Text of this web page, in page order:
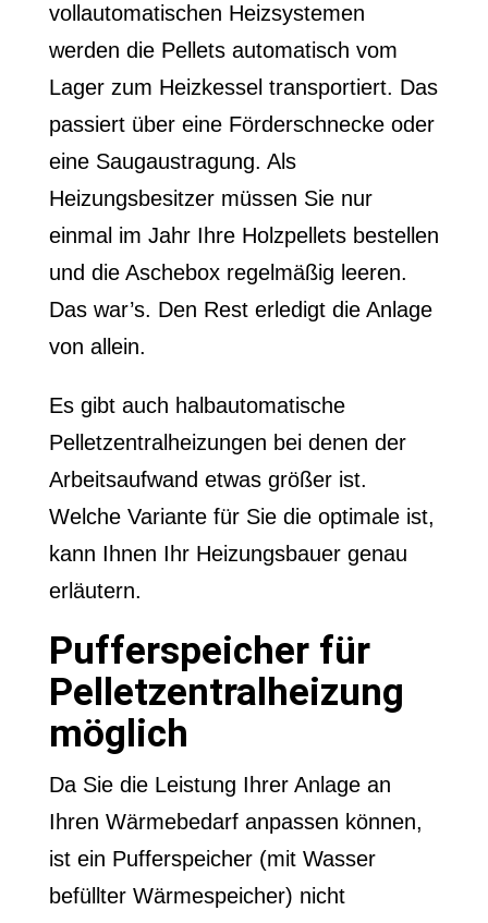
vollautomatischen Heizsystemen
werden die Pellets automatisch vom
Lager zum Heizkessel transportiert. Das
passiert über eine Förderschnecke oder
eine Saugaustragung. Als
Heizungsbesitzer müssen Sie nur
einmal im Jahr Ihre Holzpellets bestellen
und die Aschebox regelmäßig leeren.
Das war’s. Den Rest erledigt die Anlage
von allein.
Es gibt auch halbautomatische
Pelletzentralheizungen bei denen der
Arbeitsaufwand etwas größer ist.
Welche Variante für Sie die optimale ist,
kann Ihnen Ihr Heizungsbauer genau
erläutern.
Pufferspeicher für
Pelletzentralheizung
möglich
Da Sie die Leistung Ihrer Anlage an
Ihren Wärmebedarf anpassen können,
ist ein Pufferspeicher (mit Wasser
befüllter Wärmespeicher) nicht